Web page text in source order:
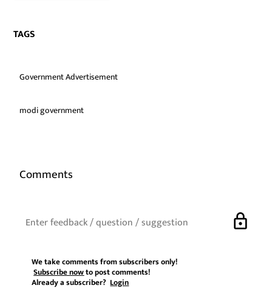
TAGS
Government Advertisement
modi government
Comments
lock
We take comments from subscribers only!
Subscribe nowto post comments!
Already a subscriber?Login